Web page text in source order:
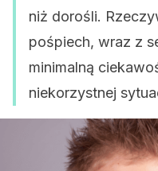
niż dorośli.
pośpiech, wraz z
minimalną
niekorzystnej